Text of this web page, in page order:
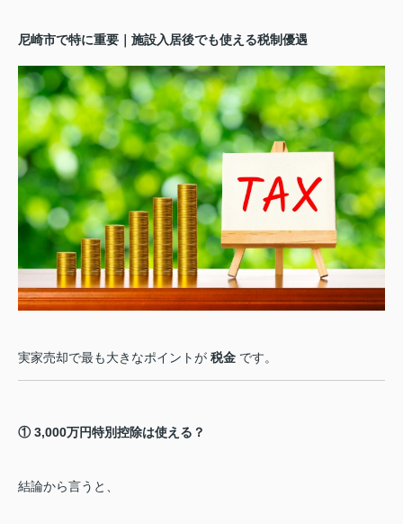
尼崎市で特に重要｜施設入居後でも使える税制優遇
実家売却で最も大きなポイントが 税金 です。
① 3,000万円特別控除は使える？
結論から言うと、